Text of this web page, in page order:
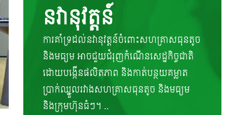
នវានុវត្តន៍
ការគាំទ្រដល់នវានុវត្តន៍ចំពោះសហគ្រាសធុនតូច
និងមធ្យម អាចជួយជំរុញកំណើនសេដ្ឋកិច្ចជាតិ
ដោយបង្កើនផលិតភាព និងកាត់បន្ថយគម្លាត
ប្រាក់ឈ្នួលរវាងសហគ្រាសធុនតូច និងមធ្យម
និងក្រុមហ៊ុនធំៗ។ ..